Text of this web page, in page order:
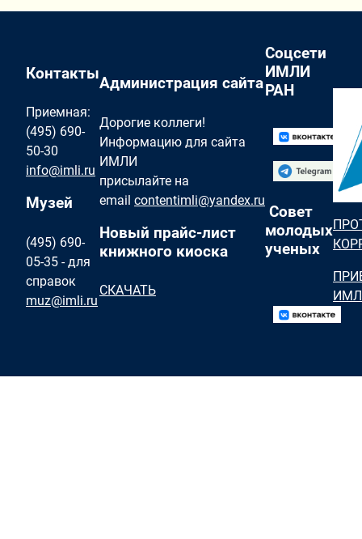
Контакты
Приемная:
(495) 690-
50-30
info@imli.ru
Музей
(495) 690-
05-35 - для
справок
muz@imli.ru
Администрация сайта
Дорогие коллеги!
Информацию для сайта
ИМЛИ
присылайте на
email contentimli@yandex.ru
Новый прайс-лист
книжного киоска
СКАЧАТЬ
Соцсети
ИМЛИ
РАН
Совет
молодых
ученых